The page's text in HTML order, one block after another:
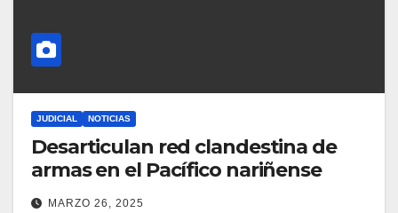
JUDICIAL NOTICIAS
Desarticulan red clandestina de
armas en el Pacífico nariñense
MARZO 26, 2025